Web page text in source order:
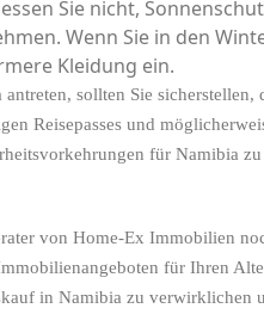
Sie nicht,
Wenn Sie in den
Kleidung ein.
sollten Sie
Reisepasses und
für Namibia
von Home-Ex Immobilien
für Ihren
in Namibia zu verwirklichen